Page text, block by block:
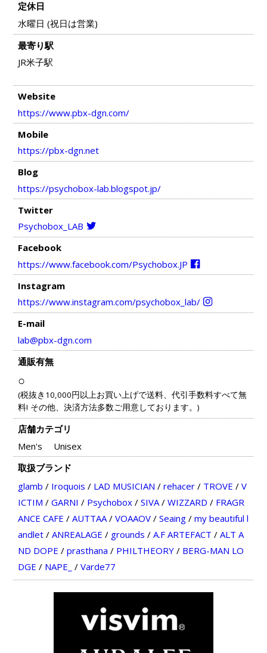
定休日
水曜日 (祝日は営業)
最寄り駅
JR米子駅
Website
https://www.pbx-dgn.com/
Mobile
https://pbx-dgn.net
Blog
https://psychobox-lab.blogspot.jp/
Twitter
Psychobox_LAB
Facebook
https://www.facebook.com/Psychobox.JP
Instagram
https://www.instagram.com/psychobox_lab/
E-mail
lab@pbx-dgn.com
通販有無
○
(税抜き10,000円以上お買い上げで送料、代引手数料すべて無
料! その他、決済方法多数ご用意しております。)
店舗カテゴリ
Men's
Unisex
取扱ブランド
glamb / Iroquois / LAD MUSICIAN / rehacer/ TROVE / V
ICTIM / GARNI / Psychobox/ SIVA/ WIZZARD / FRAGR
ANCE CAFE / AUTTAA/ VOAAOV/ Seaing/ my beautiful l
andlet/ ANREALAGE / grounds / A.F ARTEFACT / ALT A
ND DOPE / prasthana / PHILTHEORY/ BERG-MAN LO
DGE / NAPE_ / Varde77